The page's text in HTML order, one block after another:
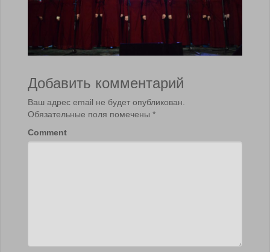
Добавить комментарий
Ваш адрес email не будет опубликован.
Обязательные поля помечены *
Comment